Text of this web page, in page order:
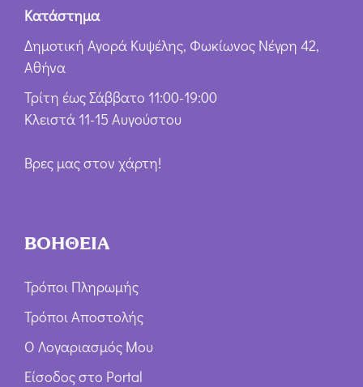
Κατάστημα
Δημοτική Αγορά Κυψέλης, Φωκίωνος Νέγρη 42,
Αθήνα
Τρίτη έως Σάββατο 11:00-19:00
Κλειστά 11-15 Αυγούστου
Βρες μας στον χάρτη!
ΒΟΗΘΕΙΑ
Τρόποι Πληρωμής
Τρόποι Αποστολής
Ο Λογαριασμός Μου
Είσοδος στο Portal